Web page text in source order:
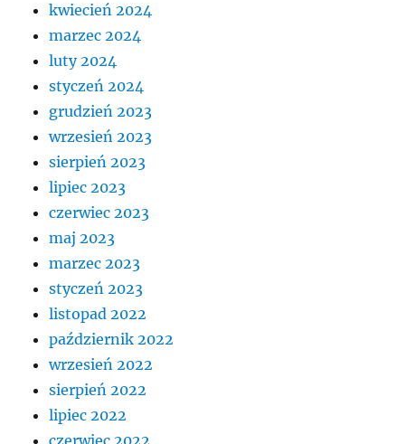
kwiecień 2024
marzec 2024
luty 2024
styczeń 2024
grudzień 2023
wrzesień 2023
sierpień 2023
lipiec 2023
czerwiec 2023
maj 2023
marzec 2023
styczeń 2023
listopad 2022
październik 2022
wrzesień 2022
sierpień 2022
lipiec 2022